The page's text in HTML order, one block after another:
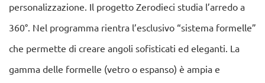
personalizzazione. Il progetto Zerodieci studia l’arredo a
360°. Nel programma rientra l’esclusivo “sistema formelle”
che permette di creare angoli sofisticati ed eleganti. La
gamma delle formelle (vetro o espanso) è ampia e